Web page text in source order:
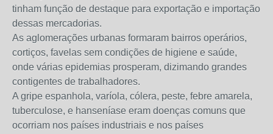
tinham função de destaque para exportação e importação
dessas mercadorias.
As aglomerações urbanas formaram bairros operários,
cortiços, favelas sem condições de higiene e saúde,
onde várias epidemias prosperam, dizimando grandes
contigentes de trabalhadores.
A gripe espanhola, varíola, cólera, peste, febre amarela,
tuberculose, e hanseníase eram doenças comuns que
ocorriam nos países industriais e nos países